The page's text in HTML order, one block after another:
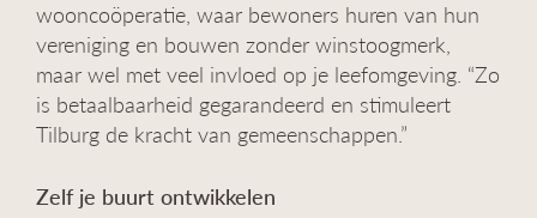
wooncoöperatie, waar bewoners huren van hun
vereniging en bouwen zonder winstoogmerk,
maar wel met veel invloed op je leefomgeving. “Zo
is betaalbaarheid gegarandeerd en stimuleert
Tilburg de kracht van gemeenschappen.”
Zelf je buurt ontwikkelen